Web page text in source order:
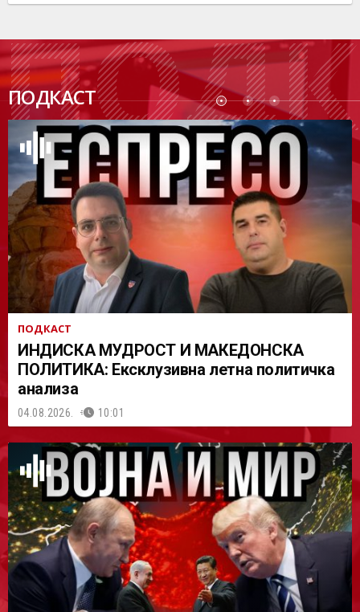
ПОДКАСТ
ПОДК
АСТ
ПОДКАСТ
ИНДИСКА МУДРОСТ И МАКЕДОНСКА
ПОЛИТИКА: Ексклузивна летна политичка
анализа
04.08.2026. 10:01